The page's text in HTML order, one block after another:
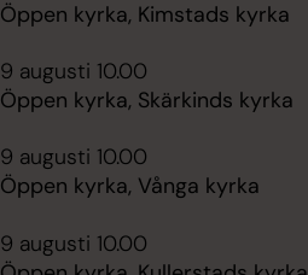
Öppen kyrka, Kimstads kyrka
9 augusti 10.00
Öppen kyrka, Skärkinds kyrka
9 augusti 10.00
Öppen kyrka, Vånga kyrka
9 augusti 10.00